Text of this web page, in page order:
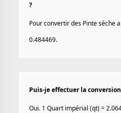
?
Pour convertir des Pinte sèche
0.484469.
Puis-je effectuer la
Oui. 1 Quart impérial (qt) =